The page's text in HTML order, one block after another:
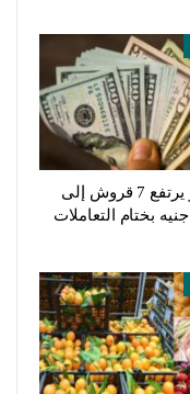
الدولار يرتفع 7 قروش إلى